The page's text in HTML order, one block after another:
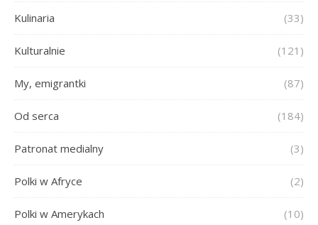
Kulinaria (33)
Kulturalnie (121)
My, emigrantki (87)
Od serca (184)
Patronat medialny (3)
Polki w Afryce (2)
Polki w Amerykach (10)